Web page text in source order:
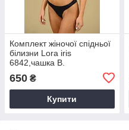
Комплект жіночої спідньої
білизни Lora iris
6842,чашка В.
650 ₴
Купити